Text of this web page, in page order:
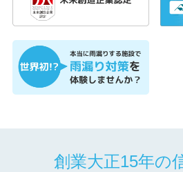
創業大正15年の